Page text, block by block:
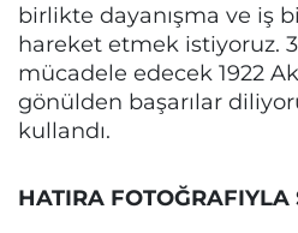
birlikte dayanışma ve iş
hareket etmek istiyoruz.
mücadele edecek 1922
gönülden başarılar
kullandı.
HATIRA FOTOĞRAFIYLA